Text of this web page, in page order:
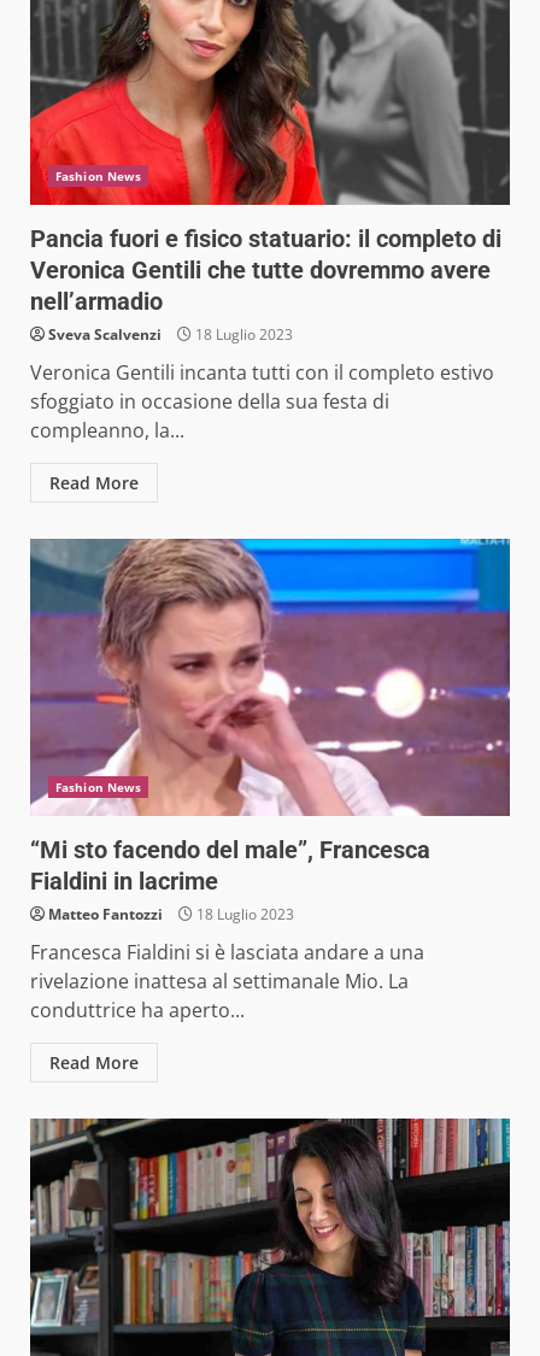
Fashion News
Pancia fuori e fisico statuario: il completo di
Veronica Gentili che tutte dovremmo avere
nell’armadio
Sveva Scalvenzi 18 Luglio 2023
Veronica Gentili incanta tutti con il completo estivo
sfoggiato in occasione della sua festa di
compleanno, la...
Read More
Fashion News
“Mi sto facendo del male”, Francesca
Fialdini in lacrime
Matteo Fantozzi 18 Luglio 2023
Francesca Fialdini si è lasciata andare a una
rivelazione inattesa al settimanale Mio. La
conduttrice ha aperto...
Read More